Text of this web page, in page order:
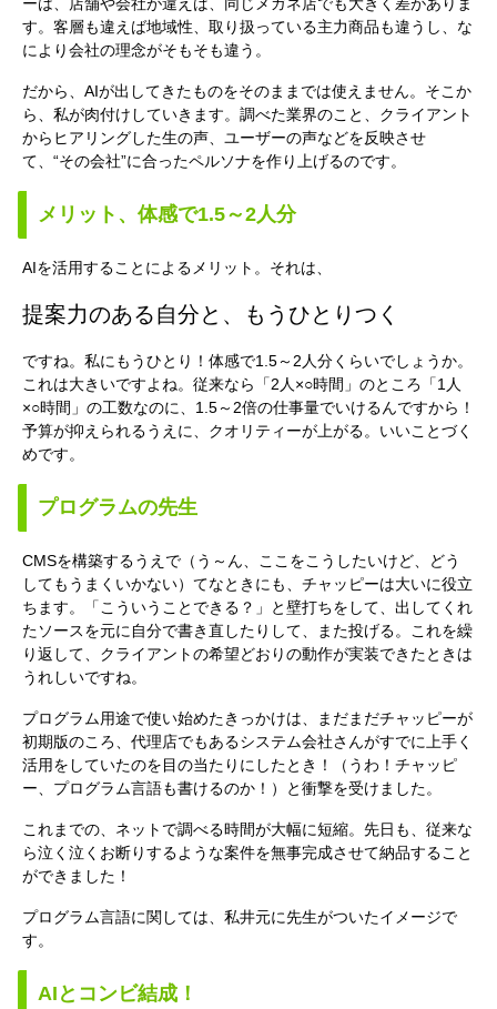
す。客層も違えば地域性、取り扱っている主力商品も違うし、な
により会社の理念がそもそも違う。
だから、AIが出してきたものをそのままでは使えません。そこか
ら、私が肉付けしていきます。調べた業界のこと、クライアント
からヒアリングした生の声、ユーザーの声などを反映させ
て、“その会社”に合ったペルソナを作り上げるのです。
メリット、体感で1.5～2人分
AIを活用することによるメリット。それは、
提案力のある自分と、もうひとりつく
ですね。私にもうひとり！体感で1.5～2人分くらいでしょうか。
これは大きいですよね。従来なら「2人×○時間」のところ「1人
×○時間」の工数なのに、1.5～2倍の仕事量でいけるんですから！
予算が抑えられるうえに、クオリティーが上がる。いいことづく
めです。
プログラムの先生
CMSを構築するうえで（う～ん、ここをこうしたいけど、どう
してもうまくいかない）てなときにも、チャッピーは大いに役立
ちます。「こういうことできる？」と壁打ちをして、出してくれ
たソースを元に自分で書き直したりして、また投げる。これを繰
り返して、クライアントの希望どおりの動作が実装できたときは
うれしいですね。
プログラム用途で使い始めたきっかけは、まだまだチャッピーが
初期版のころ、代理店でもあるシステム会社さんがすでに上手く
活用をしていたのを目の当たりにしたとき！（うわ！チャッピ
ー、プログラム言語も書けるのか！）と衝撃を受けました。
これまでの、ネットで調べる時間が大幅に短縮。先日も、従来な
ら泣く泣くお断りするような案件を無事完成させて納品すること
ができました！
プログラム言語に関しては、私井元に先生がついたイメージで
す。
AIとコンビ結成！